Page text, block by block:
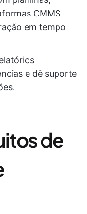
CMMS
em tempo
e dê suporte
de